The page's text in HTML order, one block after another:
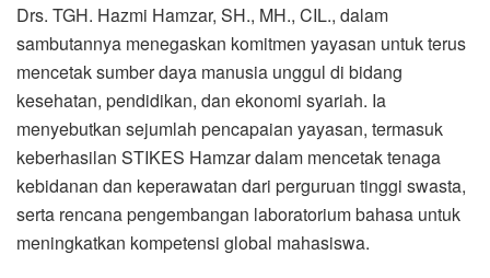
Drs. TGH. Hazmi Hamzar, SH., MH., CIL., dalam
sambutannya menegaskan komitmen yayasan untuk terus
mencetak sumber daya manusia unggul di bidang
kesehatan, pendidikan, dan ekonomi syariah. Ia
menyebutkan sejumlah pencapaian yayasan, termasuk
keberhasilan STIKES Hamzar dalam mencetak tenaga
kebidanan dan keperawatan dari perguruan tinggi swasta,
serta rencana pengembangan laboratorium bahasa untuk
meningkatkan kompetensi global mahasiswa.